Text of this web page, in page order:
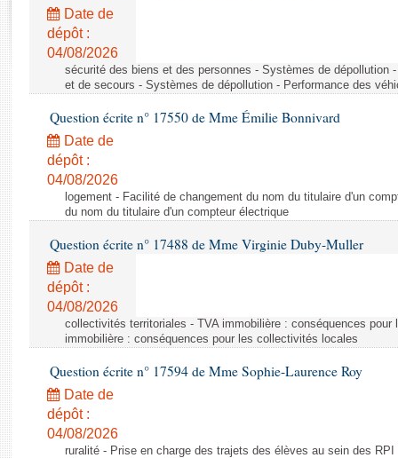
Rapports législatifs
Rapports sur l'application des lois
Baromètre de l’application des lois
Dossiers législatifs
Budget et sécurité sociale
Questions écrites et orales
Comptes rendus des débats
Date de
dépôt :
04/08/2026
sécurité des biens et des personnes - Systèmes de dépollution
et de secours - Systèmes de dépollution - Performance des
Question écrite n° 17550 de Mme Émilie Bonnivard
Date de
dépôt :
04/08/2026
logement - Facilité de changement du nom du titulaire d'un
du nom du titulaire d'un compteur électrique
Question écrite n° 17488 de Mme Virginie Duby-Muller
Date de
dépôt :
04/08/2026
collectivités territoriales - TVA immobilière : conséquences
immobilière : conséquences pour les collectivités locales
Question écrite n° 17594 de Mme Sophie-Laurence Roy
Date de
dépôt :
04/08/2026
ruralité - Prise en charge des trajets des élèves au sein des